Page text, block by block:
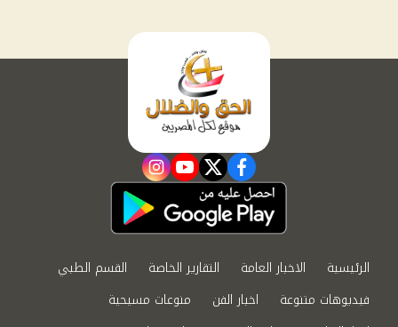
facebook
twitter
youtube
instagram
الرئيسية الاخبار العامة التقارير الخاصة
القسم الطبي
فيديوهات متنوعة
اخبار الفن
منوعات مسيحية